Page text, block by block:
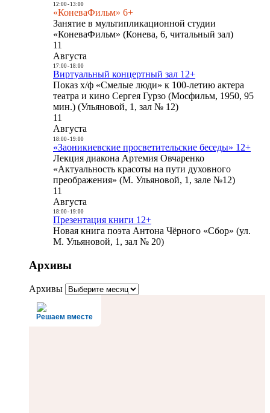
12:00- 13:00
«КоневаФильм» 6+
Занятие в мультипликационной студии
«КоневаФильм» (Конева, 6, читальный зал)
11
Августа
17:00- 18:00
Виртуальный концертный зал 12+
Показ х/ф «Смелые люди» к 100-летию актера
театра и кино Сергея Гурзо (Мосфильм, 1950, 95
мин.) (Ульяновой, 1, зал № 12)
11
Августа
18:00- 19:00
«Заоникиевские просветительские беседы» 12+
Лекция диакона Артемия Овчаренко
«Актуальность красоты на пути духовного
преображения» (М. Ульяновой, 1, зале №12)
11
Августа
18:00- 19:00
Презентация книги 12+
Новая книга поэта Антона Чёрного «Сбор» (ул.
М. Ульяновой, 1, зал № 20)
Архивы
Архивы
Решаем вместе